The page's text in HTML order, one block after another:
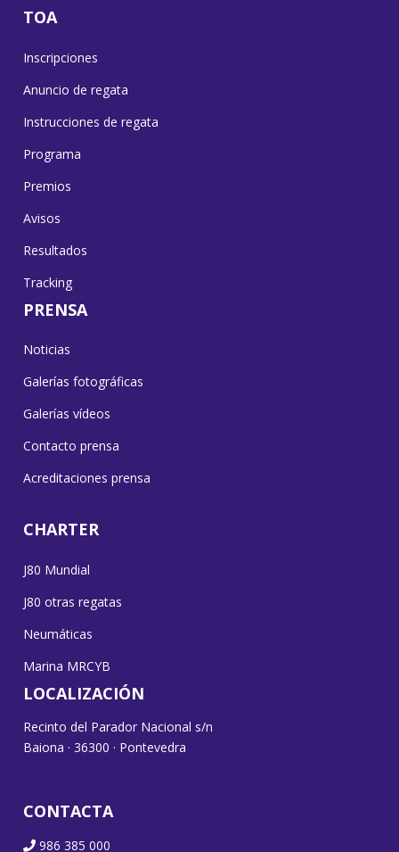
TOA
Inscripciones
Anuncio de regata
Instrucciones de regata
Programa
Premios
Avisos
Resultados
Tracking
PRENSA
Noticias
Galerías fotográficas
Galerías vídeos
Contacto prensa
Acreditaciones prensa
CHARTER
J80 Mundial
J80 otras regatas
Neumáticas
Marina MRCYB
LOCALIZACIÓN
Recinto del Parador Nacional s/n
Baiona · 36300 · Pontevedra
CONTACTA
986 385 000